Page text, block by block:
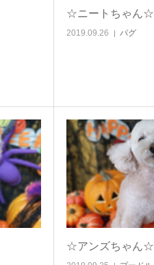
☆ニートちゃん☆
2019.09.26 パグ
☆アンズちゃん☆